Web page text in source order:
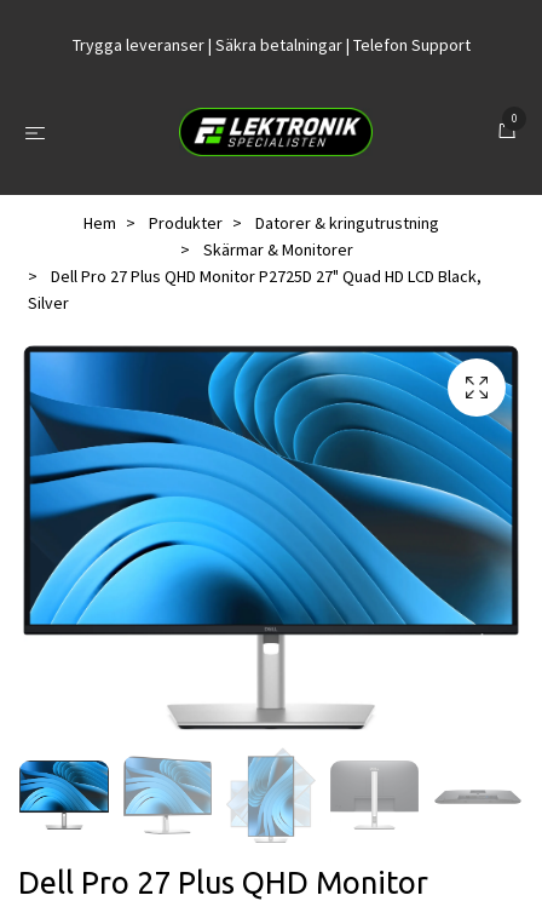
Trygga leveranser | Säkra betalningar | Telefon Support
0
Hem Produkter
Datorer & kringutrustning
Skärmar & Monitorer
Dell Pro 27 Plus QHD Monitor P2725D 27" Quad HD LCD Black,
Silver
Dell Pro 27 Plus QHD Monitor